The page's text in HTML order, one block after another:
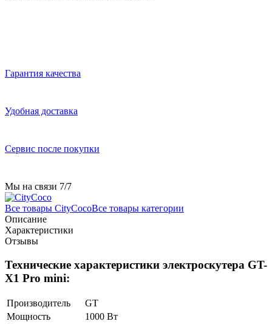
Гарантия качества
Удобная доставка
Сервис после покупки
Мы на связи 7/7
Все товары CityCocoВсе товары категории
Описание
Характеристики
Отзывы
Технические характеристики электроскутера GT-
X1 Pro mini:
Производитель
GT
Мощность
1000 Вт